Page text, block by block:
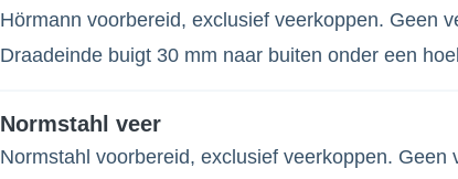
Hörmann voorbereid, exclusief veerkoppen. Geen
Draadeinde buigt 30 mm naar buiten onder een
Normstahl veer
Normstahl voorbereid, exclusief veerkoppen.